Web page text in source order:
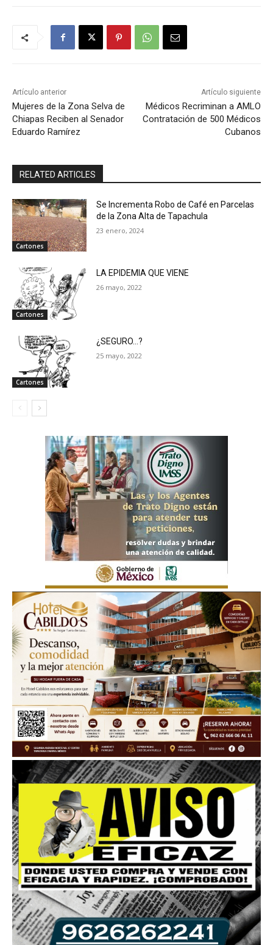
Artículo anterior
Mujeres de la Zona Selva de
Chiapas Reciben al Senador
Eduardo Ramírez
Artículo siguiente
Médicos Recriminan a AMLO
Contratación de 500 Médicos
Cubanos
RELATED ARTICLES
Cartones
Se Incrementa Robo de Café en Parcelas
de la Zona Alta de Tapachula
23 enero, 2024
Cartones
LA EPIDEMIA QUE VIENE
26 mayo, 2022
Cartones
¿SEGURO…?
25 mayo, 2022